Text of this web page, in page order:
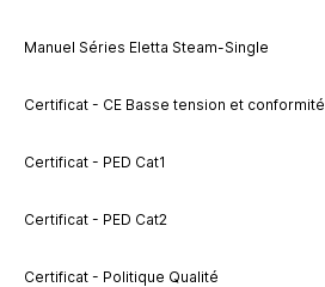
Manuel Séries Eletta Steam-Single
Certificat - CE Basse tension et conformité
Certificat - PED Cat1
Certificat - PED Cat2
Certificat - Politique Qualité